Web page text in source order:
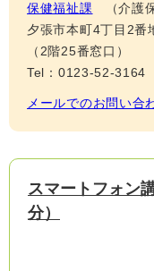
保健福祉課
介護
夕張市本町4丁目2番
（2階25番窓口）
Tel：0123-52-3164
メールでのお問い合
スマートフォン
分）